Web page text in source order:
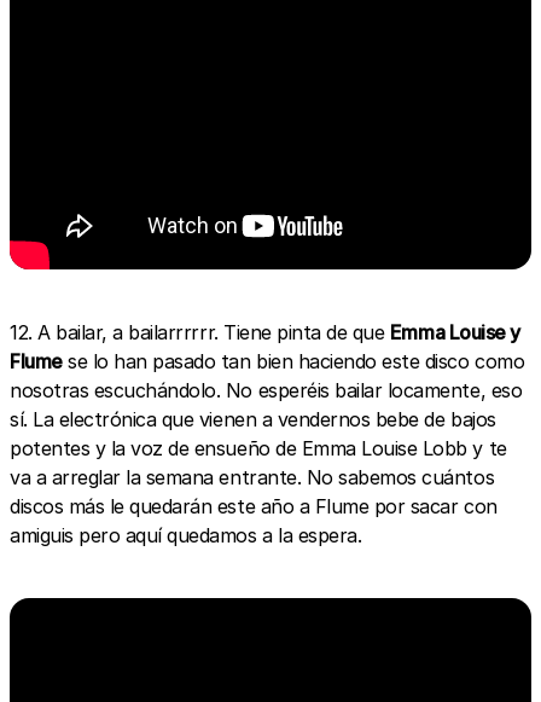
12. A bailar, a bailarrrrrr. Tiene pinta de que Emma Louise y
Flumese lo han pasado tan bien haciendo este disco como
nosotras escuchándolo. No esperéis bailar locamente, eso
sí. La electrónica que vienen a vendernos bebe de bajos
potentes y la voz de ensueño de Emma Louise Lobb y te
va a arreglar la semana entrante. No sabemos cuántos
discos más le quedarán este año a Flume por sacar con
amiguis pero aquí quedamos a la espera.